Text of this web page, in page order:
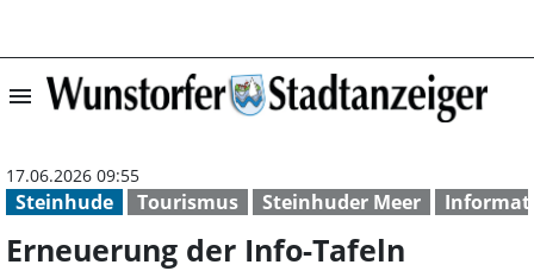
menu Erneuerung
Steinhude Tourismus Steinhuder Meer
17.06.2026 09:55
Erneuerung der Info-Tafeln